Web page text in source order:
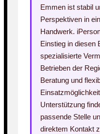
Emmen ist stabil
Perspektiven in
Handwerk.
Einstieg in diesen
spezialisierte
Betrieben der
Beratung und
Unterstützung
passende Stelle
direktem Kontakt